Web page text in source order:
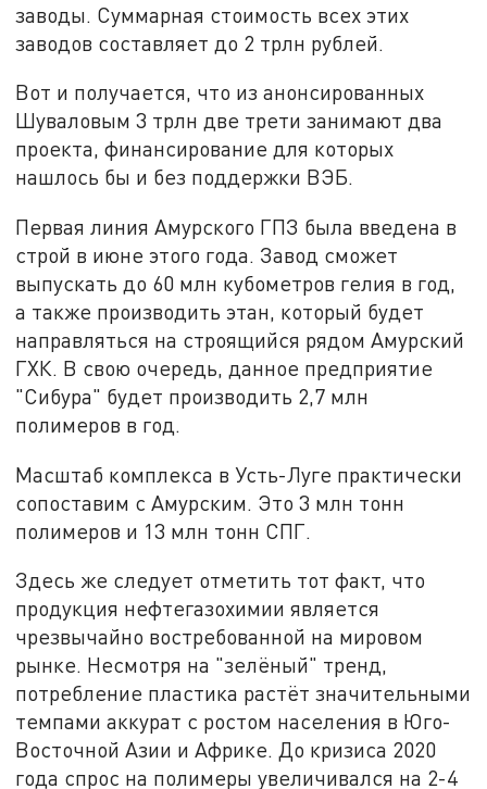
заводы. Суммарная стоимость всех этих
заводов составляет до 2 трлн рублей.
Вот и получается, что из анонсированных
Шуваловым 3 трлн две трети занимают два
проекта, финансирование для которых
нашлось бы и без поддержки ВЭБ.
Первая линия Амурского ГПЗ была введена в
строй в июне этого года. Завод сможет
выпускать до 60 млн кубометров гелия в год,
а также производить этан, который будет
направляться на строящийся рядом Амурский
ГХК. В свою очередь, данное предприятие
"Сибура" будет производить 2,7 млн
полимеров в год.
Масштаб комплекса в Усть-Луге практически
сопоставим с Амурским. Это 3 млн тонн
полимеров и 13 млн тонн СПГ.
Здесь же следует отметить тот факт, что
продукция нефтегазохимии является
чрезвычайно востребованной на мировом
рынке. Несмотря на "зелёный" тренд,
потребление пластика растёт значительными
темпами аккурат с ростом населения в Юго-
Восточной Азии и Африке. До кризиса 2020
года спрос на полимеры увеличивался на 2-4